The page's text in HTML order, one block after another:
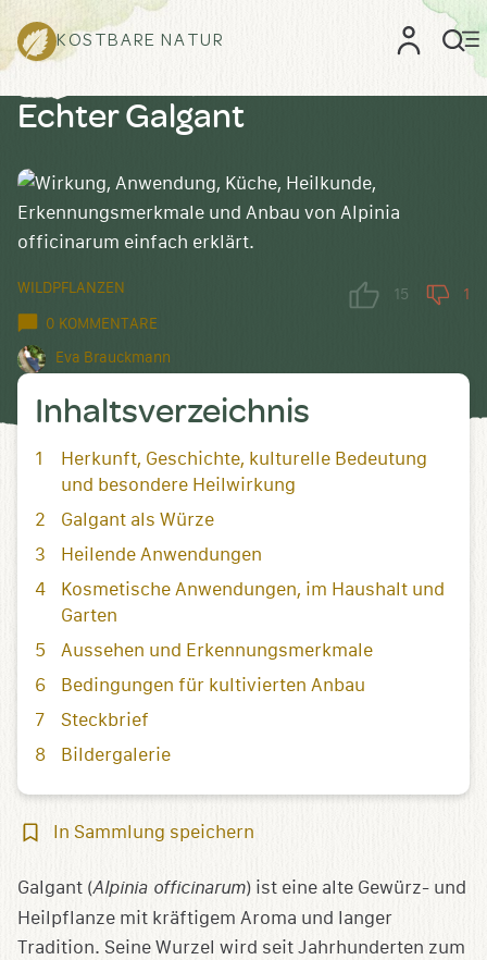
KOSTBARE NATUR
Echter Galgant
WILDPFLANZEN
0 KOMMENTARE
Eva Brauckmann
15 1
Inhaltsverzeichnis
Herkunft, Geschichte, kulturelle Bedeutung
und besondere Heilwirkung
Galgant als Würze
Heilende Anwendungen
Kosmetische Anwendungen, im Haushalt und
Garten
Aussehen und Erkennungsmerkmale
Bedingungen für kultivierten Anbau
Steckbrief
Bildergalerie
In
speichern
In Sammlung speichern
Galgant (Alpinia officinarum) ist eine alte Gewürz- und
Heilpflanze mit kräftigem Aroma und langer
Tradition. Seine Wurzel wird seit Jahrhunderten zum